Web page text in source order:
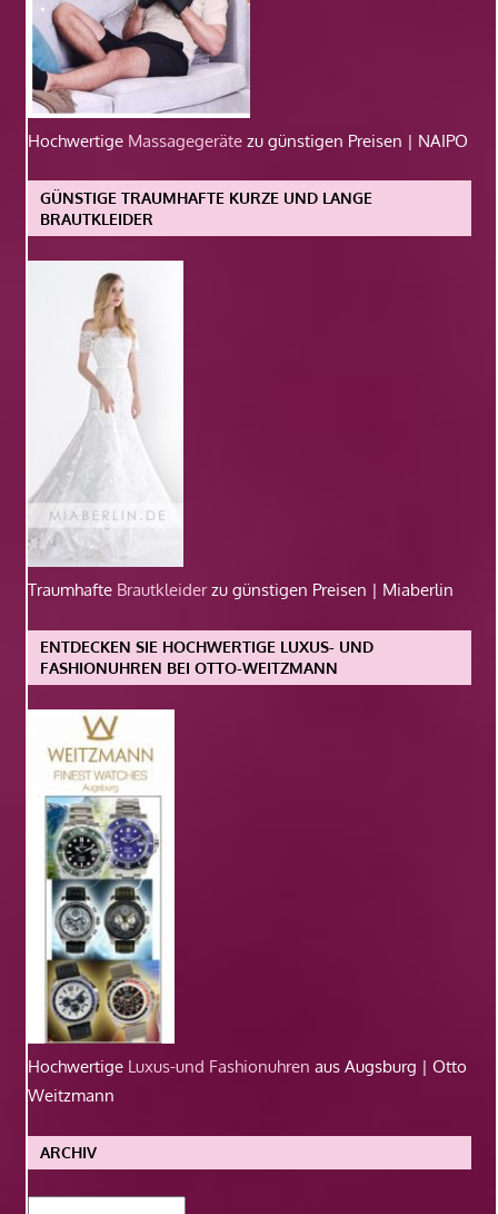
Hochwertige Massagegeräte zu günstigen Preisen | NAIPO
GÜNSTIGE TRAUMHAFTE KURZE UND LANGE
BRAUTKLEIDER
Traumhafte Brautkleiderzu günstigen Preisen | Miaberlin
ENTDECKEN SIE HOCHWERTIGE LUXUS- UND
FASHIONUHREN BEI OTTO-WEITZMANN
Hochwertige Luxus-und Fashionuhren aus Augsburg | Otto
Weitzmann
ARCHIV